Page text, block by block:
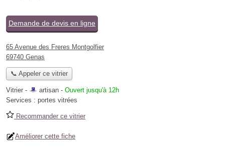
Demande de devis en ligne
65 Avenue des Freres Montgolfier
69740 Genas
📞 Appeler ce vitrier
Vitrier - artisan - Ouvert jusqu'à 12h
Services : portes vitrées
Recommander ce vitrier
Améliorer cette fiche